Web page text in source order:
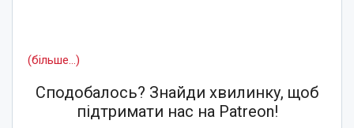
(більше…)
Сподобалось? Знайди хвилинку, щоб
підтримати нас на Patreon!